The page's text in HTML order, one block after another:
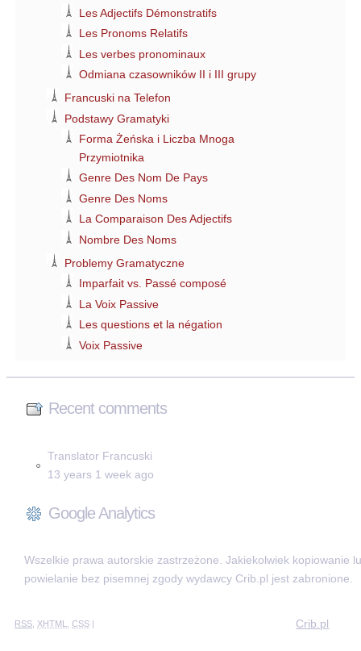
Les Adjectifs Démonstratifs
Les Pronoms Relatifs
Les verbes pronominaux
Odmiana czasowników II i III grupy
Francuski na Telefon
Podstawy Gramatyki
Forma Żeńska i Liczba Mnoga
Przymiotnika
Genre Des Nom De Pays
Genre Des Noms
La Comparaison Des Adjectifs
Nombre Des Noms
Problemy Gramatyczne
Imparfait vs. Passé composé
La Voix Passive
Les questions et la négation
Voix Passive
Recent comments
Translator Francuski
13 years 1 week ago
Google Analytics
Wszelkie prawa autorskie zastrzeżone. Jakiekolwiek kopiowanie
powielanie bez pisemnej zgody wydawcy Crib.pl jest zabronione.
RSS XHTML CSS Crib.pl